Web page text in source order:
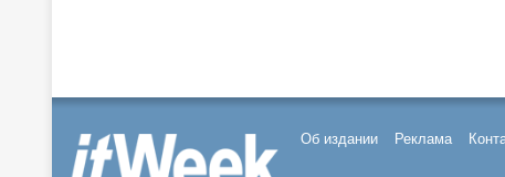
Об издании Реклама